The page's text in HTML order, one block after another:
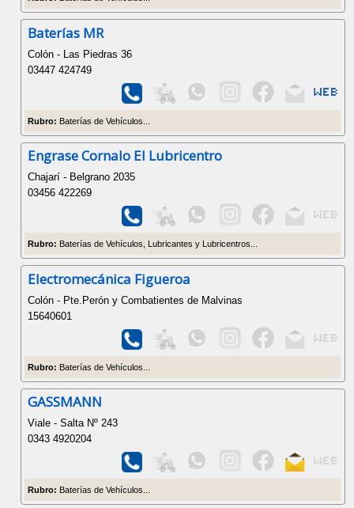
Baterías MR
Colón - Las Piedras 36
03447 424749
Rubro: Baterías de Vehículos...
Engrase Cornalo El Lubricentro
Chajarí - Belgrano 2035
03456 422269
Rubro: Baterías de Vehículos, Lubricantes y Lubricentros...
Electromecánica Figueroa
Colón - Pte.Perón y Combatientes de Malvinas
15640601
Rubro: Baterías de Vehículos...
GASSMANN
Viale - Salta Nº 243
0343 4920204
Rubro: Baterías de Vehículos...